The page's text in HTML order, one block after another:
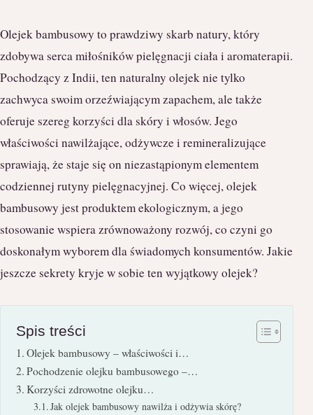
Olejek bambusowy to prawdziwy skarb natury, który
zdobywa serca miłośników pielęgnacji ciała i aromaterapii.
Pochodzący z Indii, ten naturalny olejek nie tylko
zachwyca swoim orzeźwiającym zapachem, ale także
oferuje szereg korzyści dla skóry i włosów. Jego
właściwości nawilżające, odżywcze i remineralizujące
sprawiają, że staje się on niezastąpionym elementem
codziennej rutyny pielęgnacyjnej. Co więcej, olejek
bambusowy jest produktem ekologicznym, a jego
stosowanie wspiera zrównoważony rozwój, co czyni go
doskonałym wyborem dla świadomych konsumentów. Jakie
jeszcze sekrety kryje w sobie ten wyjątkowy olejek?
Spis treści
Olejek bambusowy – właściwości i…
Pochodzenie olejku bambusowego –…
Korzyści zdrowotne olejku…
Jak olejek bambusowy nawilża i odżywia skórę?